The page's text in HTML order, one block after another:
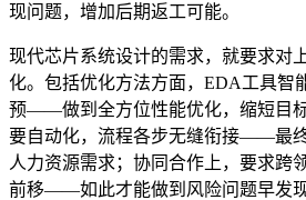
现问题，增加后期返工可能。
现代芯片系统设计的需求，就要求对
化。包括优化方法方面，EDA工具智
预——做到全方位性能优化，缩短目
要自动化，流程各步无缝衔接——最
人力资源需求；协同合作上，要求跨
前移——如此才能做到风险问题早发